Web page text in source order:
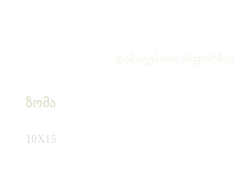
ზომა
10X15